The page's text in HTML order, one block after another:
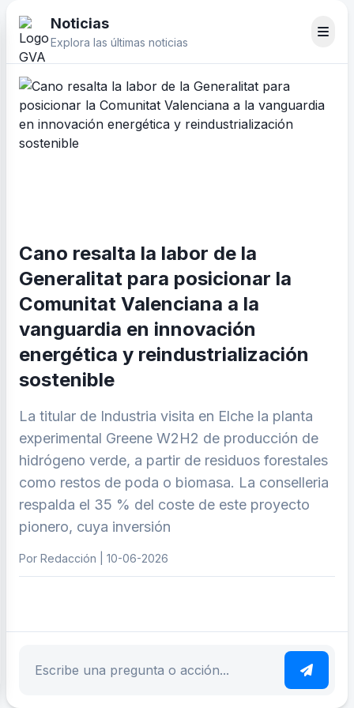
Noticias
Explora las últimas noticias
Cano resalta la labor de la
Generalitat para posicionar la
Comunitat Valenciana a la
vanguardia en innovación
energética y reindustrialización
sostenible
La titular de Industria visita en Elche la planta
experimental Greene W2H2 de producción de
hidrógeno verde, a partir de residuos forestales
como restos de poda o biomasa. La conselleria
respalda el 35 % del coste de este proyecto
pionero, cuya inversión
Por Redacción | 10-06-2026
Escribe tu pregunta